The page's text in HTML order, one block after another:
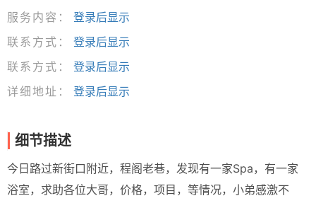
服务内容：
登录后显示
联系方式：
登录后显示
联系方式：
登录后显示
详细地址：
登录后显示
细节描述
今日路过新街口附近，程阁老巷，发现有一家Spa，有一家
浴室，求助各位大哥，价格，项目，等情况，小弟感激不